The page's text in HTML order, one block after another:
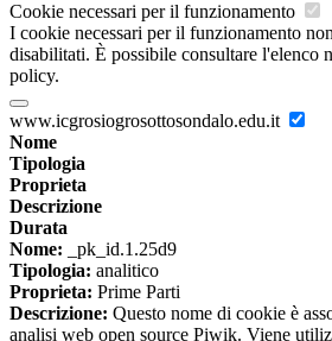
Cookie necessari per il funzionamento
I cookie necessari per il funzionamento
disabilitati. È possibile consultare l'elenco
policy.
www.icgrosiogrosottosondalo.edu.it
Nome
Tipologia
Proprieta
Descrizione
Durata
Nome: _pk_id.1.25d9
Tipologia: analitico
Proprieta: Prime Parti
Descrizione: Questo nome di cookie è
analisi web open source Piwik. Viene